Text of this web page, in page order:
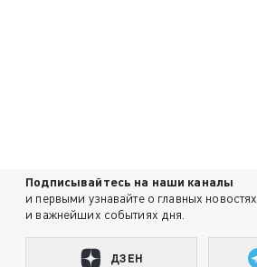
Подписывайтесь на наши каналы
и первыми узнавайте о главных новостях
и важнейших событиях дня.
ДЗЕН